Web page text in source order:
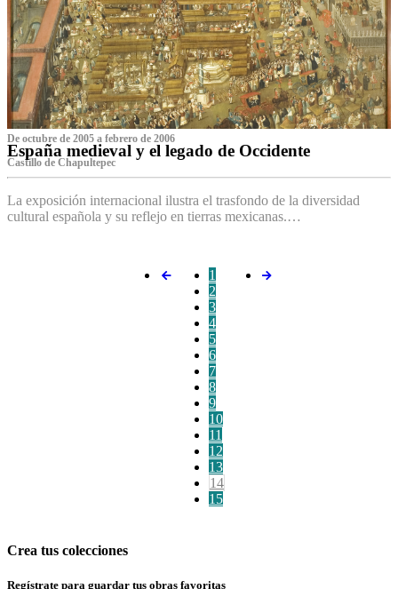
De octubre de 2005 a febrero de 2006
España medieval y el legado de Occidente
Castillo de Chapultepec
La exposición internacional ilustra el trasfondo de la diversidad
cultural española y su reflejo en tierras mexicanas.…
1
2
3
4
5
6
7
8
9
10
11
12
13
14
15
Crea tus colecciones
Regístrate para guardar tus obras favoritas